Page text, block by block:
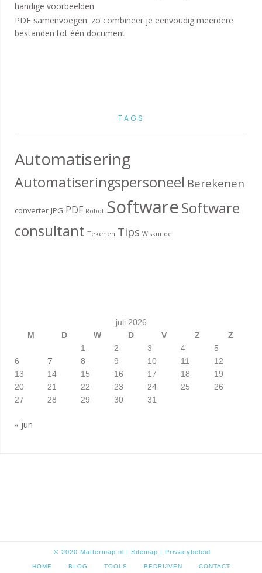
handige voorbeelden
PDF samenvoegen: zo combineer je eenvoudig meerdere
bestanden tot één document
TAGS
Automatisering
Automatiseringspersoneel Berekenen
converter JPG PDF Robot SoftwareSoftware
consultant Tekenen Tips Wiskunde
juli 2026
M
D W D V Z
Z
1
2 3 4
5
6
7 8 9 10 11
12
13
14 15 16 17 18
19
20
21 22 23 24 25
26
27
28 29 30 31
« jun
© 2020 Mattermap.nl | Sitemap | Privacybeleid
HOME BLOG TOOLS BEDRIJVEN CONTACT